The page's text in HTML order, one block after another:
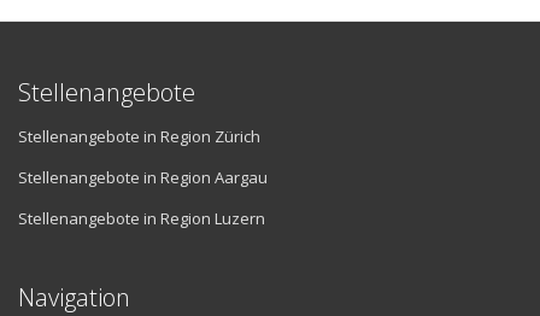
Stellenangebote
Stellenangebote in Region Zürich
Stellenangebote in Region Aargau
Stellenangebote in Region Luzern
Navigation